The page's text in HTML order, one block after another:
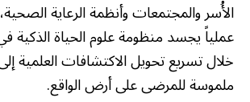
الأُسر والمجتمعات وأنظمة الرعاية
عملياً يجسد منظومة علوم الحياة الذكية
خلال تسريع تحويل الاكتشافات العلمية
ملموسة للمرضى على أرض الواقع.